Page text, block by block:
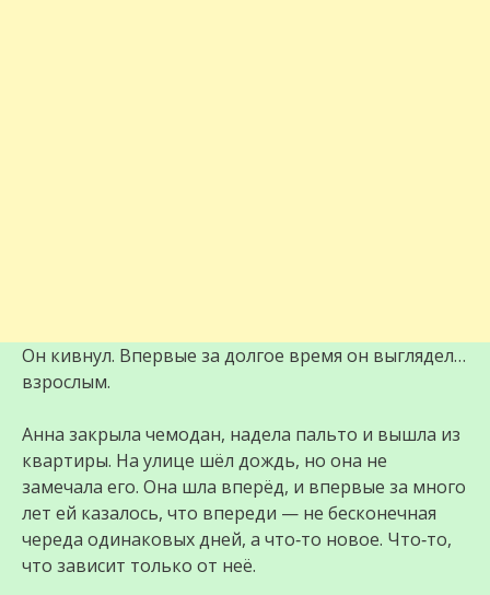
Он кивнул. Впервые за долгое время он выглядел…
взрослым.
Анна закрыла чемодан, надела пальто и вышла из
квартиры. На улице шёл дождь, но она не
замечала его. Она шла вперёд, и впервые за много
лет ей казалось, что впереди — не бесконечная
череда одинаковых дней, а что‑то новое. Что‑то,
что зависит только от неё.